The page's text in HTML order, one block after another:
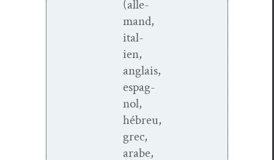
(alle­
mand,
ital­
ien,
anglais,
espag­
nol,
hébreu,
grec,
arabe,